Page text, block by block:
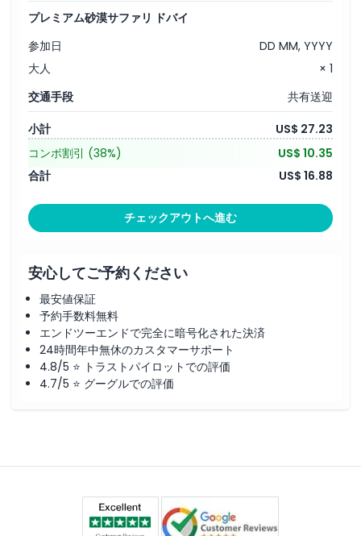
once you reached to the red dunes of the Arabian Desert.
Thrilling dune bashing in the red dunes will give you a heart-
breaking experience. It’s not only thrill but full of fun and
enjoyment in the beautiful sandy desert of Dubai. It also
includes photo stop to click some unforgettable moments
of the evening desert safari.
After dune bashing, the driver will take you to the desert
camp for the remaining activities. The other activities
include camel riding for pictures, wearing Arabic costumes
for pictures, Arabic welcome, coffee dates, juices, shisha
famous Egyptian male dance show, international buffet
dinner with an option of both vegetarian and non-
Highlights of the Evening Desert Safari
Pickup and drop off through a 4x4 land cruiser
Experience 06 to 07 hours of evening desert safari
Dune Bashing by experience safari driver in the red
dunes of Arabian Desert
Sand and Sunset Photography
Camel riding for pictures
Shisha smoking in the desert camp
BBQ International Buffet dinner
プレミアム砂漠サファリ ドバイ
参加日
DD MM, YYYY
大人
× 1
交通手段
共有送迎
小計
US$ 27.23
コンボ割引 (38%)
US$ 10.35
合計
US$ 16.88
チェックアウトへ進む
安心してご予約ください
最安値保証
予約手数料無料
エンドツーエンドで完全に暗号化された決済
24時間年中無休のカスタマーサポート
4.8/5 ⭐ トラストパイロットでの評価
4.7/5 ⭐ グーグルでの評価